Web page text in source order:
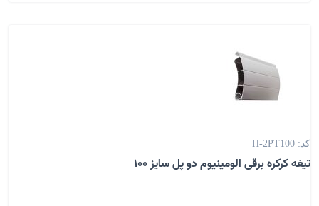
کد: H-2PT100
تیغه کرکره برقی الومینیوم دو پل سایز 100